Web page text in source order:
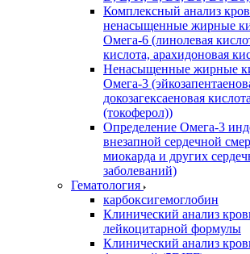
Комплексный анализ
ненасыщенные жирные
Омега-6 (линолевая
кислота, арахидоновая
Ненасыщенные жирные
Омега-3
докозагексаеновая
(токоферол))
Определение Омега-3
внезапной сердечной
миокарда и других
заболеваний)
Гематология
карбоксигемоглобин
Клинический анализ
лейкоцитарной формулы
Клинический анализ